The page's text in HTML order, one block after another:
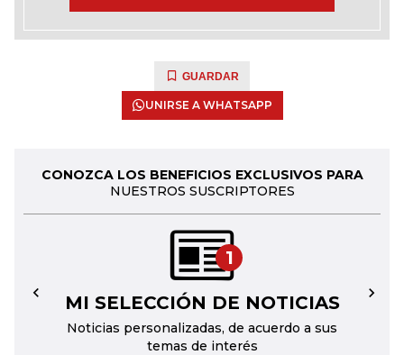
GUARDAR
UNIRSE A WHATSAPP
CONOZCA LOS BENEFICIOS EXCLUSIVOS PARA
NUESTROS SUSCRIPTORES
1
MI SELECCIÓN DE NOTICIAS
Noticias personalizadas, de acuerdo a sus
temas de interés
← →